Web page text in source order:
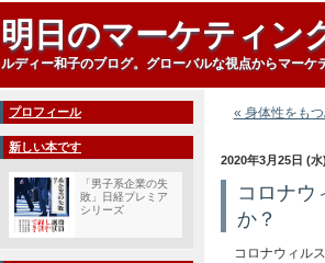
明日のマーケティン
ルディー和子のブログ。グローバルな視点からマー
プロフィール
新しい本です
「男子系企業の失
敗」日経プレミア
シリーズ
« 身体性をも
2020年3月25日 (水)
コロナウ
か？
コロナウィル